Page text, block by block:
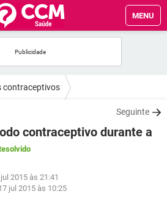
MENU
contraceptivos
Seguinte
contraceptivo durante a
2015 às 21:41
jul 2015 às 10:25